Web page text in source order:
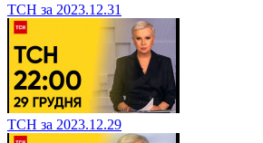
ТСН за 2023.12.31
ТСН за 2023.12.29